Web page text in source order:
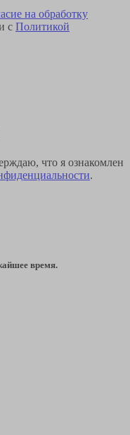
на обработку
с Политикой
что я ознакомлен
.
время.